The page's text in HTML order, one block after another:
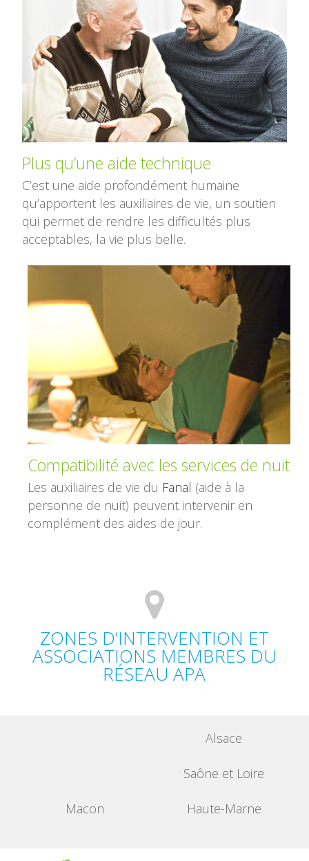
Plus qu’une aide technique
C’est une aide profondément humaine
qu’apportent les auxiliaires de vie, un soutien
qui permet de rendre les difficultés plus
acceptables, la vie plus belle.
Compatibilité avec les services de nuit
Les auxiliaires de vie du Fanal (aide à la
personne de nuit) peuvent intervenir en
complément des aides de jour.
ZONES D’INTERVENTION ET
ASSOCIATIONS MEMBRES DU
RÉSEAU APA
Alsace
Saône et Loire
Macon Haute-Marne